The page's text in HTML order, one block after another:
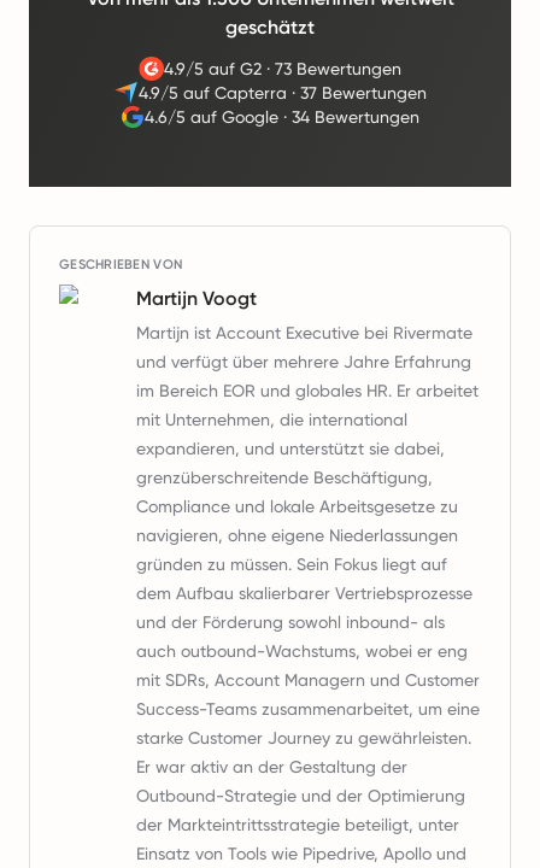
geschätzt
4.9/5 auf G2· 73 Bewertungen
4.9/5 auf Capterra · 37 Bewertungen
4.6/5 auf Google ·34 Bewertungen
GESCHRIEBEN VON
Martijn Voogt
Martijn ist Account Executive bei Rivermate
und verfügt über mehrere Jahre Erfahrung
im Bereich EOR und globales HR. Er arbeitet
mit Unternehmen, die international
expandieren, und unterstützt sie dabei,
grenzüberschreitende Beschäftigung,
Compliance und lokale Arbeitsgesetze zu
navigieren, ohne eigene Niederlassungen
gründen zu müssen. Sein Fokus liegt auf
dem Aufbau skalierbarer Vertriebsprozesse
und der Förderung sowohl inbound- als
auch outbound-Wachstums, wobei er eng
mit SDRs, Account Managern und Customer
Success-Teams zusammenarbeitet, um eine
starke Customer Journey zu gewährleisten.
Er war aktiv an der Gestaltung der
Outbound-Strategie und der Optimierung
der Markteintrittsstrategie beteiligt, unter
Einsatz von Tools wie Pipedrive, Apollo und